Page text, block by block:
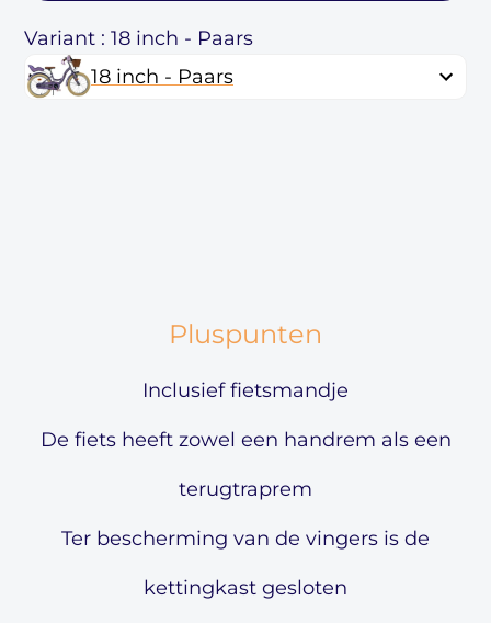
Variant : 18 inch - Paars
18 inch - Paars
Pluspunten
Inclusief fietsmandje
De fiets heeft zowel een handrem als een
terugtraprem
Ter bescherming van de vingers is de
kettingkast gesloten